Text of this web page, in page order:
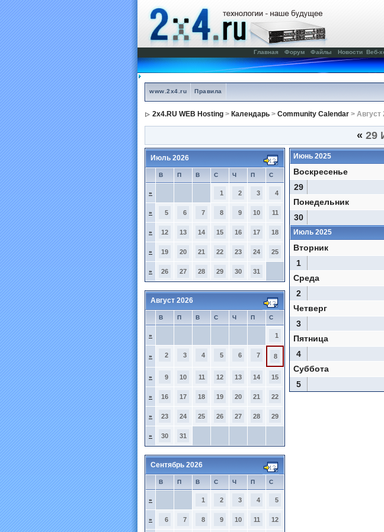
Главная Форум Файлы Новости Веб-
www.2x4.ru Правила
2x4.RU WEB Hosting > Календарь > Community Calendar > Август
« 29
Июль 2026
В П В С Ч П С
» 1 2 3 4
» 5 6 7 8 9 10 11
» 12 13 14 15 16 17 18
» 19 20 21 22 23 24 25
» 26 27 28 29 30 31
Август 2026
В П В С Ч П С
» 1
» 2 3 4 5 6 7 8
» 9 10 11 12 13 14 15
» 16 17 18 19 20 21 22
» 23 24 25 26 27 28 29
» 30 31
Сентябрь 2026
В П В С Ч П С
» 1 2 3 4 5
» 6 7 8 9 10 11 12
Июнь 2025
Воскресенье
29
Понедельник
30
Июль 2025
Вторник
1
Среда
2
Четверг
3
Пятница
4
Суббота
5